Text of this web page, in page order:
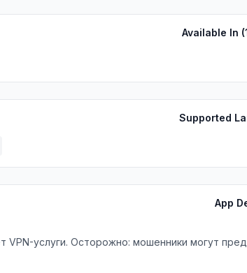
Available In (
Supported
App
VPN-услуги. Осторожно: мошенники могут